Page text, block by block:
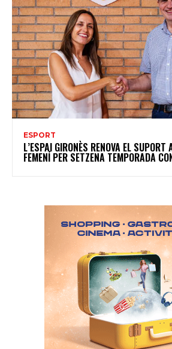
ESPORT
L’ESPAI GIRONÈS RENOVA EL SUPORT
FEMENÍ PER SETZENA TEMPORADA